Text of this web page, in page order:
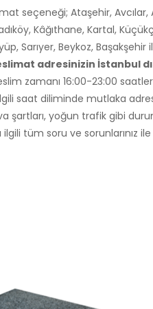
seçeneği; Ataşehir, Avcılar,
Kâğıthane, Kartal,
Sarıyer, Beykoz,
adresinizin İstanbul
zamanı 16:00-23:00
saat diliminde mutlaka
şartları, yoğun trafik gibi
tüm soru ve sorunlarınız